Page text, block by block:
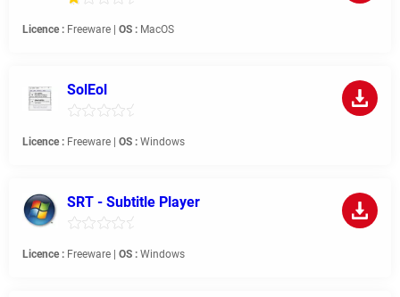
Licence : Freeware | OS : MacOS
SolEol
Licence : Freeware | OS : Windows
SRT - Subtitle Player
Licence : Freeware | OS : Windows